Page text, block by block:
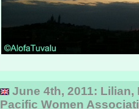
June 4th, 2011: Lilian,
Pacific Women